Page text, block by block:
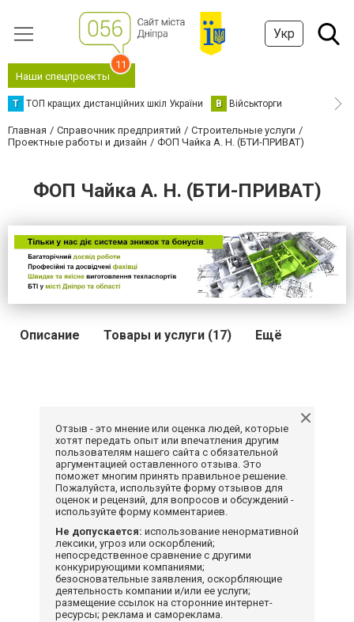
Укр
Наши спецпроекты
11
Т ТОП кращих дистанційних шкіл України В Військторги
Главная Справочник предприятий
Строительные услуги
Проектные работы и дизайн
ФОП Чайка А. Н. (БТИ-ПРИВАТ)
ФОП Чайка А. Н. (БТИ-ПРИВАТ)
Описание Товары и услуги (17) Ещё
Отзыв - это мнение или оценка людей, которые
хотят передать опыт или впечатления другим
пользователям нашего сайта с обязательной
аргументацией оставленного отзыва. Это
поможет многим принять правильное решение.
Пожалуйста, используйте форму отзывов для
оценок и рецензий, для вопросов и обсуждений -
используйте форму комментариев.
Не допускается: использование ненормативной
лексики, угроз или оскорблений;
непосредственное сравнение с другими
конкурирующими компаниями;
безосновательные заявления, оскорбляющие
деятельность компании и/или ее услуги;
размещение ссылок на сторонние интернет-
ресурсы; реклама и самореклама.